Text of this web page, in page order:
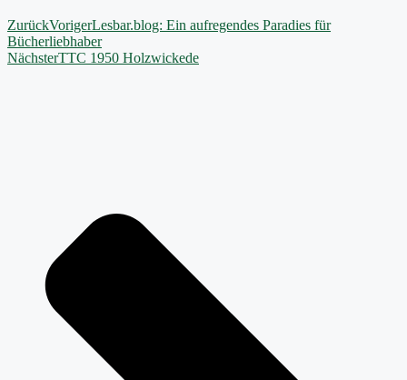
ZurückVorigerLesbar.blog: Ein aufregendes Paradies für
Bücherliebhaber
NächsterTTC 1950 Holzwickede